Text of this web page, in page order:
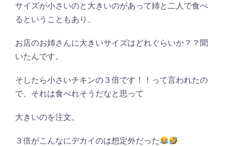
サイズが小さいのと大きいのがあって姉と二人で食べ
るということもあり、
お店のお姉さんに大きいサイズはどれぐらいか？？聞
いたんです。
そしたら小さいチキンの３倍です！！って言われたの
で、それは食べれそうだなと思って
大きいのを注文。
３倍がこんなにデカイのは想定外だった